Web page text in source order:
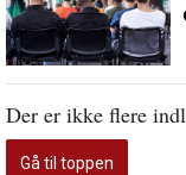
2022
Der er ikke flere
Gå til toppen